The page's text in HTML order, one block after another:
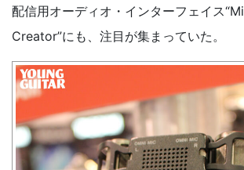
配信用オーディオ・インターフェイス
Creator”にも、注目が集まっていた。